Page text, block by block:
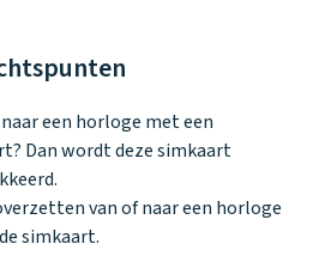
een horloge met een
Dan wordt deze simkaart
van of naar een horloge
simkaart.